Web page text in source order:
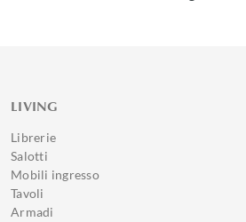
LIVING
Librerie
Salotti
Mobili ingresso
Tavoli
Armadi